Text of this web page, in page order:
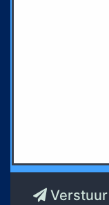
Verstuur